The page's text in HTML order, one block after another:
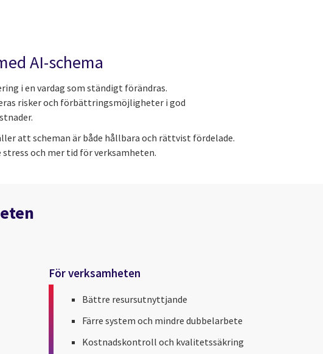
AI-schema
i en vardag som ständigt förändras.
risker och förbättringsmöjligheter i god
att scheman är både hållbara och rättvist fördelade.
och mer tid för verksamheten.
För verksamheten
Bättre resursutnyttjande
Färre system och mindre dubbelarbete
Kostnadskontroll och kvalitetssäkring